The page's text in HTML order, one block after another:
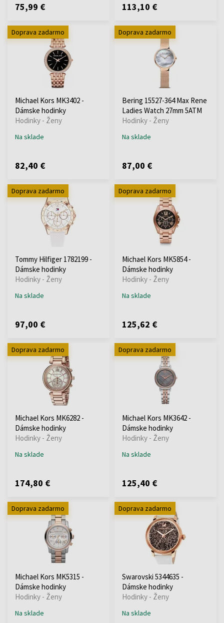
75,99 € 113,10 €
Doprava zadarmo
Michael Kors MK3402 -
Dámske hodinky
Hodinky - Ženy
Na sklade
82,40 €
Doprava zadarmo
Bering 15527-364 Max Rene
Ladies Watch 27mm 5ATM
Hodinky - Ženy
Na sklade
87,00 €
Doprava zadarmo
Tommy Hilfiger 1782199 -
Dámske hodinky
Hodinky - Ženy
Na sklade
97,00 €
Doprava zadarmo
Michael Kors MK5854 -
Dámske hodinky
Hodinky - Ženy
Na sklade
125,62 €
Doprava zadarmo
Michael Kors MK6282 -
Dámske hodinky
Hodinky - Ženy
Na sklade
174,80 €
Doprava zadarmo
Michael Kors MK3642 -
Dámske hodinky
Hodinky - Ženy
Na sklade
125,40 €
Doprava zadarmo
Michael Kors MK5315 -
Dámske hodinky
Hodinky - Ženy
Na sklade
Doprava zadarmo
Swarovski 5344635 -
Dámske hodinky
Hodinky - Ženy
Na sklade